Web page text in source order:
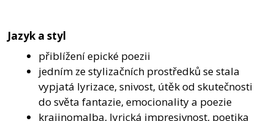
Jazyk a styl
přiblížení epické poezii
jedním ze stylizačních prostředků se stala
vypjatá lyrizace, snivost, útěk od skutečnosti
do světa fantazie, emocionality a poezie
krajinomalba, lyrická impresivnost, poetika